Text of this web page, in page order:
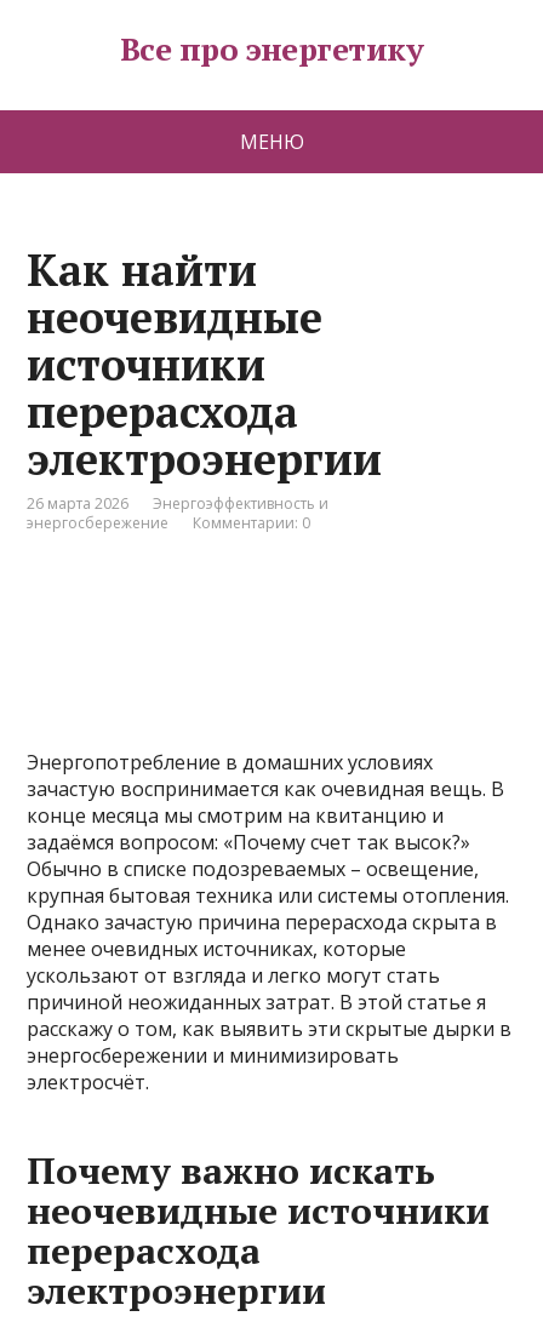
Все про энергетику
МЕНЮ
Как найти
неочевидные
источники
перерасхода
электроэнергии
26 марта 2026
Энергоэффективность и
энергосбережение
Комментарии: 0
Энергопотребление в домашних условиях
зачастую воспринимается как очевидная вещь. В
конце месяца мы смотрим на квитанцию и
задаёмся вопросом: «Почему счет так высок?»
Обычно в списке подозреваемых – освещение,
крупная бытовая техника или системы отопления.
Однако зачастую причина перерасхода скрыта в
менее очевидных источниках, которые
ускользают от взгляда и легко могут стать
причиной неожиданных затрат. В этой статье я
расскажу о том, как выявить эти скрытые дырки в
энергосбережении и минимизировать
электросчёт.
Почему важно искать
неочевидные источники
перерасхода
электроэнергии